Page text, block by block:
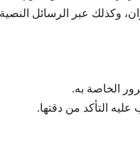
وكذلك عبر الرسائل
الخاصة به.
التأكد من دقتها.